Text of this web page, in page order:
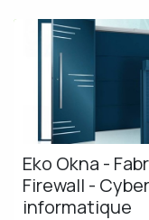
Eko Okna -
Firewall -
informatique